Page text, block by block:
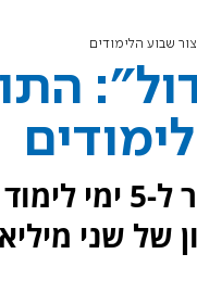
שבוע הלימודים
משרד האוצר
של שני